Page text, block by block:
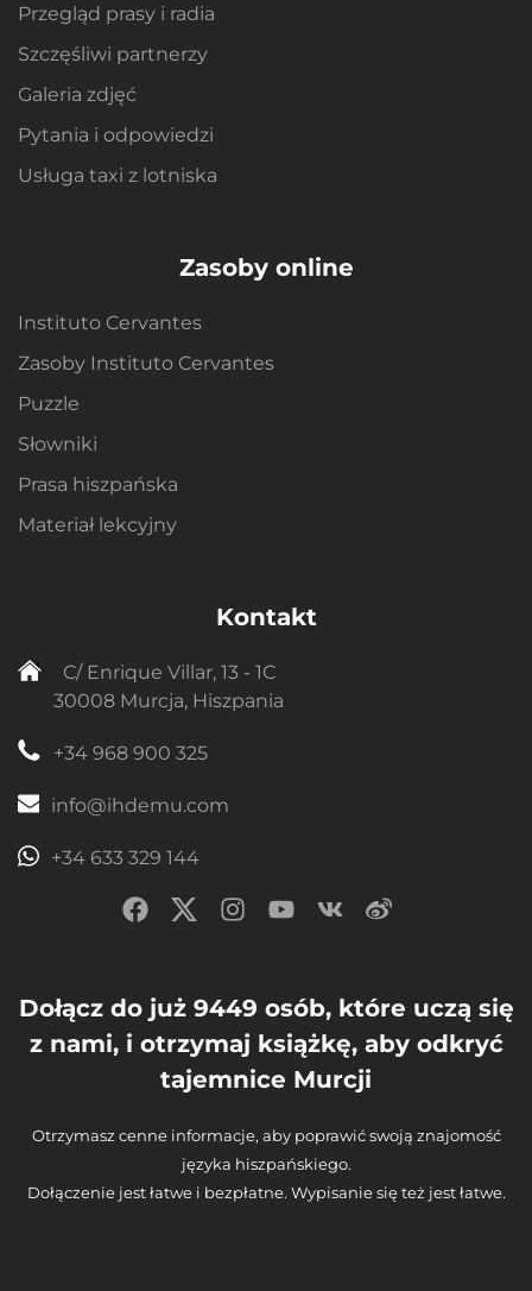
Przegląd prasy i radia
Szczęśliwi partnerzy
Galeria zdjęć
Pytania i odpowiedzi
Usługa taxi z lotniska
Zasoby online
Instituto Cervantes
Zasoby Instituto Cervantes
Puzzle
Słowniki
Prasa hiszpańska
Materiał lekcyjny
Kontakt
C/ Enrique Villar, 13 - 1C
30008 Murcja, Hiszpania
+34 968 900 325
info@ihdemu.com
+34 633 329 144
Dołącz do już 9449 osób, które uczą się
z nami, i otrzymaj książkę, aby odkryć
tajemnice Murcji
Otrzymasz cenne informacje, aby poprawić swoją znajomość
języka hiszpańskiego.
Dołączenie jest łatwe i bezpłatne. Wypisanie się też jest łatwe.